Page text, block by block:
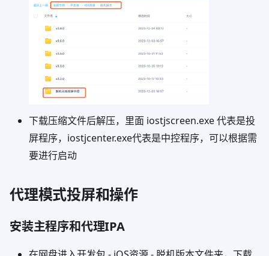
下载压缩文件后解压，里面 iostjscreen.exe 代表是投
屏程序，iostjcenter.exe代表是中控程序，可以根据需
要进行启动
代理模式投屏和操作
安装主程序和代理IPA